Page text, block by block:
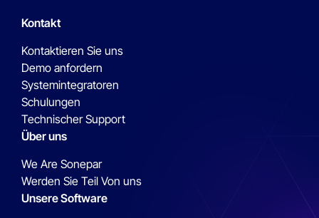
Kontakt
Kontaktieren Sie uns
Demo anfordern
Systemintegratoren
Schulungen
Technischer Support
Über uns
We Are Sonepar
Werden Sie Teil Von uns
Unsere Software